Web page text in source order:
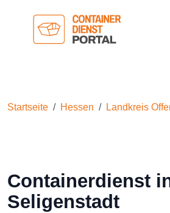
Startseite Hessen Landkreis
Containerdienst
Seligenstadt